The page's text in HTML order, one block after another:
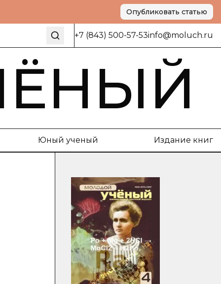
Опубликовать статью
+7 (843) 500-57-53info@moluch.ru
Юный ученый Издание книг